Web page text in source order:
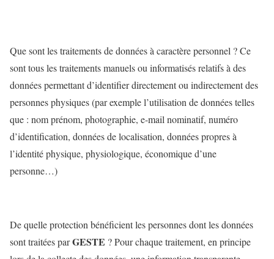
Que sont les traitements de données à caractère personnel ? Ce
sont tous les traitements manuels ou informatisés relatifs à des
données permettant d’identifier directement ou indirectement des
personnes physiques (par exemple l’utilisation de données telles
que : nom prénom, photographie, e-mail nominatif, numéro
d’identification, données de localisation, données propres à
l’identité physique, physiologique, économique d’une
personne…)
De quelle protection bénéficient les personnes dont les données
sont traitées parGESTE ? Pour chaque traitement, en principe